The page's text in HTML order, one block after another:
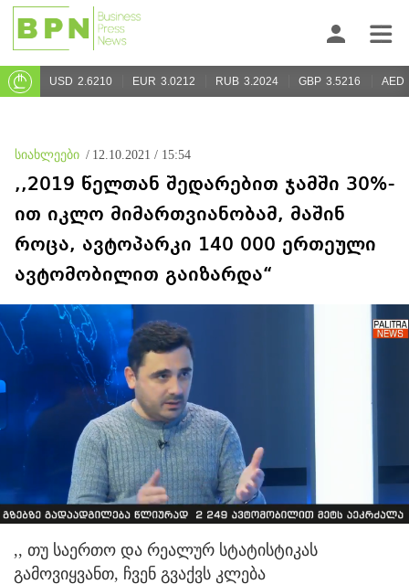
USD 2.6210 EUR 3.0212 RUB 3.2024 GBP 3.5216 AED
სიახლეები / 12.10.2021 / 15:54
,,2019 წელთან შედარებით ჯამში 30%-
ით იკლო მიმართვიანობამ, მაშინ
როცა, ავტოპარკი 140 000 ერთეული
ავტომობილით გაიზარდა“
,, თუ საერთო და რეალურ სტატისტიკას
გამოვიყვანთ, ჩვენ გვაქვს კლება